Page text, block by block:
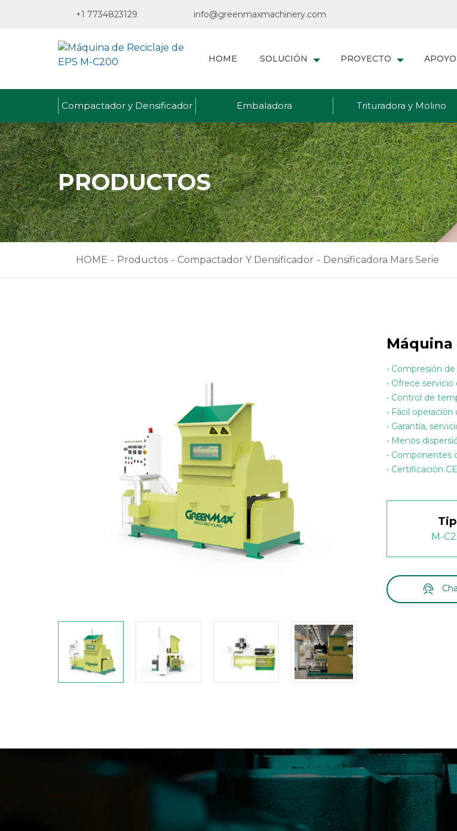
+1 7734823129 info@greenmaxmachinery.com
HOME SOLUCIÓN PROYECTO APOYO
Compactador y Densificador Embaladora Trituradora y Molino
PRODUCTOS
HOME - Productos - Compactador Y Densificador - Densificadora Mars Serie
Máquina
• Compresión
• Ofrece
• Control de
• Fácil
• Garantía,
• Menos
• Componentes
• Certificación
M-